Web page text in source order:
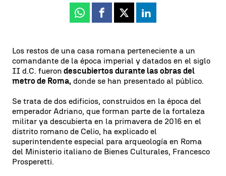
Whatsapp
Facebook
X Linkedin
Los restos de una casa romana perteneciente a un
comandante de la época imperial y datados en el siglo
II d.C. fueron descubiertos durante las obras del
metro de Roma, donde se han presentado al público.
Se trata de dos edificios, construidos en la época del
emperador Adriano, que forman parte de la fortaleza
militar ya descubierta en la primavera de 2016 en el
distrito romano de Celio, ha explicado el
superintendente especial para arqueología en Roma
del Ministerio italiano de Bienes Culturales, Francesco
Prosperetti.